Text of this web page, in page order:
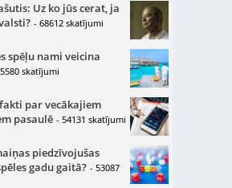
Uz ko jūs cerat, ja
- 68612 skatījumi
spēļu nami veicina
skatījumi
par vecākajiem
pasaulē - 54131 skatījumi
piedzīvojušas
gadu gaitā? - 53087